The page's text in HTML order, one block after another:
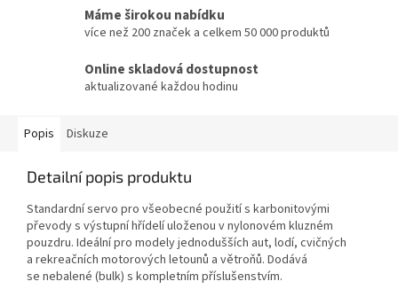
Máme širokou nabídku
více než 200 značek a celkem 50 000 produktů
Online skladová dostupnost
aktualizované každou hodinu
Popis Diskuze
Detailní popis produktu
Standardní servo pro všeobecné použití s karbonitovými
převody s výstupní hřídelí uloženou v nylonovém kluzném
pouzdru. Ideální pro modely jednodušších aut, lodí, cvičných
a rekreačních motorových letounů a větroňů. Dodává
se nebalené (bulk) s kompletním příslušenstvím.